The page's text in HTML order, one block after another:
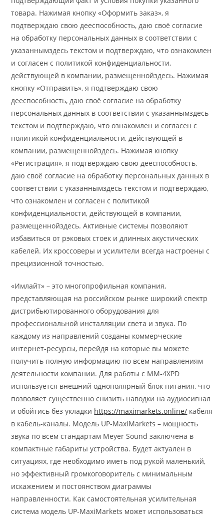
товара. Нажимая кнопку «Оформить заказ», я
подтверждаю свою дееспособность, даю своё согласие
на обработку персональных данных в соответствии с
указаннымздесь текстом и подтверждаю, что ознакомлен
и согласен с политикой конфиденциальности,
действующей в компании, размещеннойздесь. Нажимая
кнопку «Отправить», я подтверждаю свою
дееспособность, даю своё согласие на обработку
персональных данных в соответствии с указаннымздесь
текстом и подтверждаю, что ознакомлен и согласен с
политикой конфиденциальности, действующей в
компании, размещеннойздесь. Нажимая кнопку
«Регистрация», я подтверждаю свою дееспособность,
даю своё согласие на обработку персональных данных в
соответствии с указаннымздесь текстом и подтверждаю,
что ознакомлен и согласен с политикой
конфиденциальности, действующей в компании,
размещеннойздесь. Активные системы позволяют
избавиться от рэковых стоек и длинных акустических
кабелей. Их кроссоверы и усилители всегда настроены с
прецизионной точностью.
«Имлайт» – это многопрофильная компания,
представляющая на российском рынке широкий спектр
дистрибьютированного оборудования для
профессиональной инсталляции света и звука. По
каждому из направлений созданы коммерческие
интернет-ресурсы, перейдя на которые вы можете
получить полную информацию по всем направлениям
деятельности компании. Для работы с ММ-4ХРD
используется внешний однополярный блок питания, что
позволяет существенно снизить наводки на аудиосигнал
и обойтись без укладки https://maximarkets.online/ кабеля
в кабель-каналы. Модель UP-MaxiMarkets – мощность
звука по всем стандартам Meyer Sound заключена в
компактные габариты устройства. Будет актуален в
ситуациях, где необходимо иметь под рукой маленький,
но эффективный громкоговоритель с минимальным
искажением и постоянством диаграммы
направленности. Как самостоятельная усилительная
система модель UP-MaxiMarkets может использоваться